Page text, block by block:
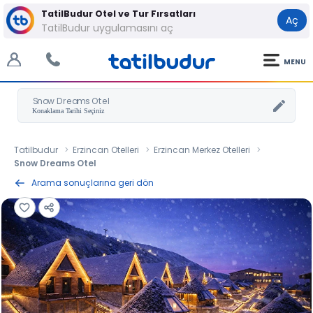
TatilBudur Otel ve Tur Fırsatları
TatilBudur uygulamasını aç
Aç
MENU
Snow Dreams Otel
Tatilbudur Erzincan Otelleri
Erzincan Merkez Otelleri
Snow Dreams Otel
Arama sonuçlarına geri dön